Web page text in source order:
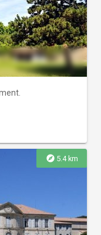
explore 5.4 km